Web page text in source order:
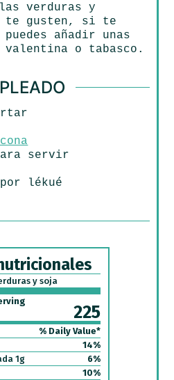
verduras y
te gusten, si te
añadir unas
o tabasco.
servir
lékué
y soja
225
% Daily Value*
14%
1g 6%
10%